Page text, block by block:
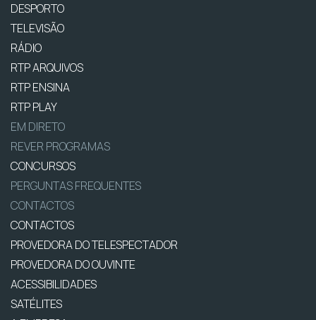
DESPORTO
TELEVISÃO
RÁDIO
RTP ARQUIVOS
RTP ENSINA
RTP PLAY
EM DIRETO
REVER PROGRAMAS
CONCURSOS
PERGUNTAS FREQUENTES
CONTACTOS
CONTACTOS
PROVEDORA DO TELESPECTADOR
PROVEDORA DO OUVINTE
ACESSIBILIDADES
SATÉLITES